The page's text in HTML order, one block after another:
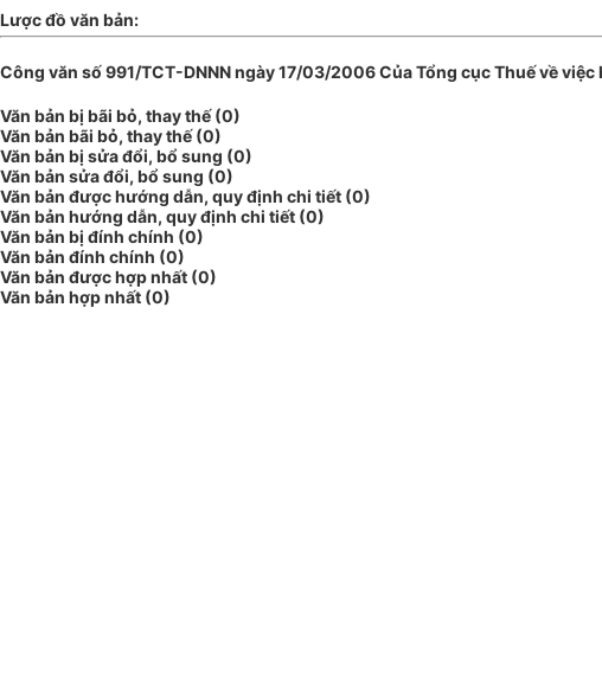
Lược đồ văn bản:
Công văn số 991/TCT-DNNN ngày 17/03/2006 Của Tổng cục Thuế về
Văn bản bị bãi bỏ, thay thế (0)
Văn bản bãi bỏ, thay thế (0)
Văn bản bị sửa đổi, bổ sung (0)
Văn bản sửa đổi, bổ sung (0)
Văn bản được hướng dẫn, quy định chi tiết (0)
Văn bản hướng dẫn, quy định chi tiết (0)
Văn bản bị đính chính (0)
Văn bản đính chính (0)
Văn bản được hợp nhất (0)
Văn bản hợp nhất (0)